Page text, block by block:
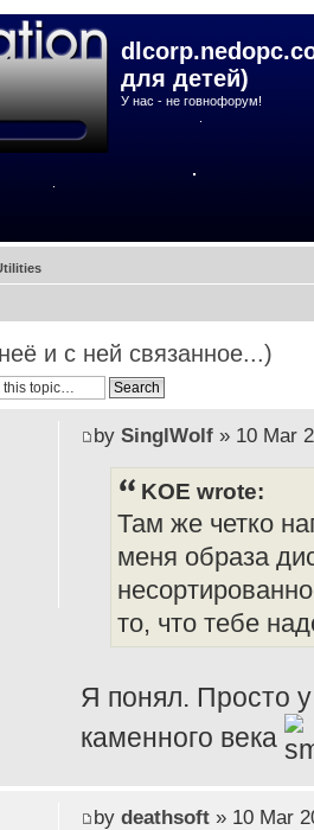
для детей)
У нас - не говнофорум!
и с ней связанное...)
by SinglWolf» 10 Mar
KOE wrote:
Там же четко
меня образа
то, что тебе
Я понял. Просто
каменного века
by deathsoft» 10 Mar